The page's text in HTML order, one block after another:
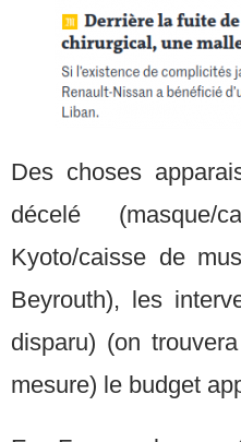
Des choses
décelé (masque/
Kyoto/caisse de
Beyrouth), les
disparu) (on
mesure) le budget